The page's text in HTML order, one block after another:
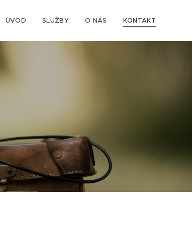
ÚVOD SLUŽBY O NÁS KONTAKT